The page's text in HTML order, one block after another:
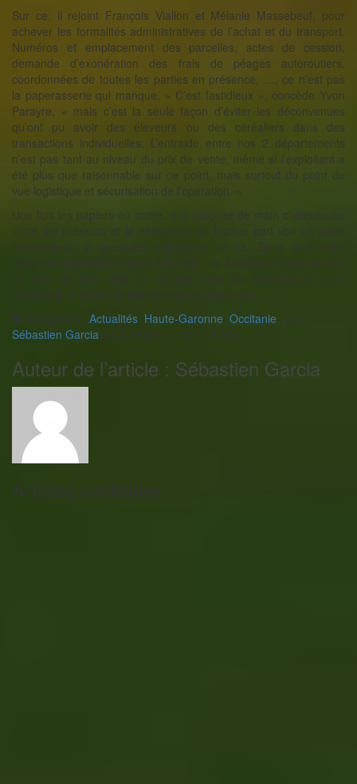
Sur ce, il rejoint François Viallon et Mélanie Massebeuf, pour
achever les formalités administratives de l’achat et du transport.
Numéros et emplacement des parcelles, actes de cession,
demande d’exonération des frais de péages autoroutiers,
coordonnées de toutes les parties en présence, …, ce n’est pas
la paperasserie qui manque. « C’est fastidieux », concède Yvon
Parayre, « mais c’est la seule façon d’éviter les déconvenues
qu’ont pu avoir des éleveurs ou des céréaliers dans des
transactions individuelles. L’entraide entre nos 2 départements
n’est pas tant au niveau du prix de vente, même si l’exploitant a
été plus que raisonnable sur ce point, mais surtout du point de
vue logistique et sécurisation de l’opération. »
Une fois les papiers en ordre, une poignée de main chaleureuse
entre les présents et la délégation de Lozère part voir un autre
maïsiculteur, à quelques kilomètres de là. Dans leur coin,
téléphones portables vissés à l’oreille, les 2 entrepreneurs saluent
de loin. Ils sont déjà en contact avec les homologues pour
planifier le chantier. Solidaires mais toujours pro…
Catégories : Actualités Haute-Garonne Occitanie / par
Sébastien Garcia 23 août 2011 | 12 h 14 min
Auteur de l’article : Sébastien Garcia
Articles similaires '